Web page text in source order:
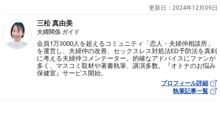
更新日： 2024年12月09日
三松 真由美
夫婦関係 ガイド
会員1万3000人を超えるコミュニティ「恋人・夫婦仲相談所」
を運営し、夫婦仲の改善、セックスレス対処法ED予防法を真剣
に考える夫婦仲コメンテーター。的確なアドバイスにファンが
多く、マスコミ取材や著書執筆、講演多数。『オトナのお悩み
保健室』サービス開始。
プロフィール詳細
執筆記事一覧